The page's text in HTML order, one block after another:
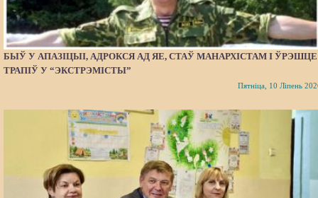
БЫЎ У АПАЗІЦЫІ, АДРОКСЯ АД ЯЕ, СТАЎ МАНАРХІСТАМ І ЎРЭШЦЕ
ТРАПІЎ У “ЭКСТРЭМІСТЫ”
Пятніца, 10 Ліпень